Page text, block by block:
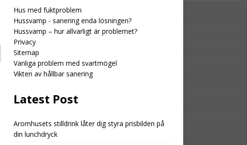
Hus med fuktproblem
Hussvamp - sanering enda lösningen?
Hussvamp – hur allvarligt är problemet?
Privacy
Sitemap
Vanliga problem med svartmögel
Vikten av hållbar sanering
Latest Post
Aromhusets stilldrink låter dig styra prisbilden på
din lunchdryck